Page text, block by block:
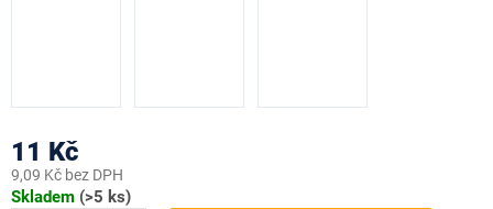
11 Kč
9,09 Kč bez DPH
Měrná
Skladem (>5 ks)